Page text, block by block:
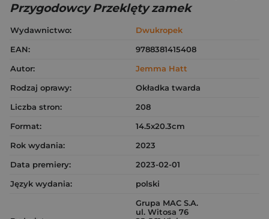
Przygodowcy Przeklęty zamek
Wydawnictwo:
Dwukropek
EAN:
9788381415408
Autor:
Jemma Hatt
Rodzaj oprawy:
Okładka twarda
Liczba stron:
208
Format:
14.5x20.3cm
Rok wydania:
2023
Data premiery:
2023-02-01
Język wydania:
polski
Grupa MAC S.A.
ul. Witosa 76